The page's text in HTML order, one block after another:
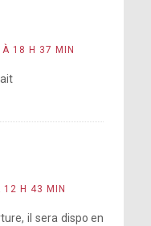
18 H 37 MIN
12 H 43 MIN
il sera dispo en